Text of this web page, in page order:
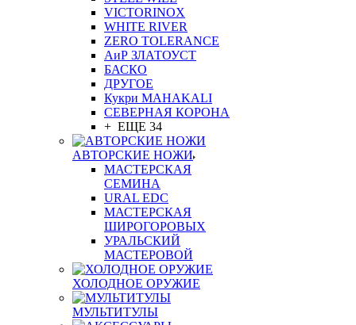
VICTORINOX
WHITE RIVER
ZERO TOLERANCE
АиР ЗЛАТОУСТ
БАСКО
ДРУГОЕ
Кукри MAHAKALI
СЕВЕРНАЯ КОРОНА
+ ЕЩЕ 34
АВТОРСКИЕ НОЖИ
МАСТЕРСКАЯ
СЕМИНА
URAL EDC
МАСТЕРСКАЯ
ШИРОГОРОВЫХ
УРАЛЬСКИЙ
МАСТЕРОВОЙ
ХОЛОДНОЕ ОРУЖИЕ
МУЛЬТИТУЛЫ